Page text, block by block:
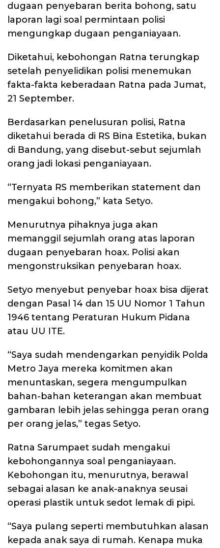
dugaan penyebaran berita bohong, satu
laporan lagi soal permintaan polisi
mengungkap dugaan penganiayaan.
Diketahui, kebohongan Ratna terungkap
setelah penyelidikan polisi menemukan
fakta-fakta keberadaan Ratna pada Jumat,
21 September.
Berdasarkan penelusuran polisi, Ratna
diketahui berada di RS Bina Estetika, bukan
di Bandung, yang disebut-sebut sejumlah
orang jadi lokasi penganiayaan.
“Ternyata RS memberikan statement dan
mengakui bohong,” kata Setyo.
Menurutnya pihaknya juga akan
memanggil sejumlah orang atas laporan
dugaan penyebaran hoax. Polisi akan
mengonstruksikan penyebaran hoax.
Setyo menyebut penyebar hoax bisa dijerat
dengan Pasal 14 dan 15 UU Nomor 1 Tahun
1946 tentang Peraturan Hukum Pidana
atau UU ITE.
“Saya sudah mendengarkan penyidik Polda
Metro Jaya mereka komitmen akan
menuntaskan, segera mengumpulkan
bahan-bahan keterangan akan membuat
gambaran lebih jelas sehingga peran orang
per orang jelas,” tegas Setyo.
Ratna Sarumpaet sudah mengakui
kebohongannya soal penganiayaan.
Kebohongan itu, menurutnya, berawal
sebagai alasan ke anak-anaknya seusai
operasi plastik untuk sedot lemak di pipi.
“Saya pulang seperti membutuhkan alasan
kepada anak saya di rumah. Kenapa muka